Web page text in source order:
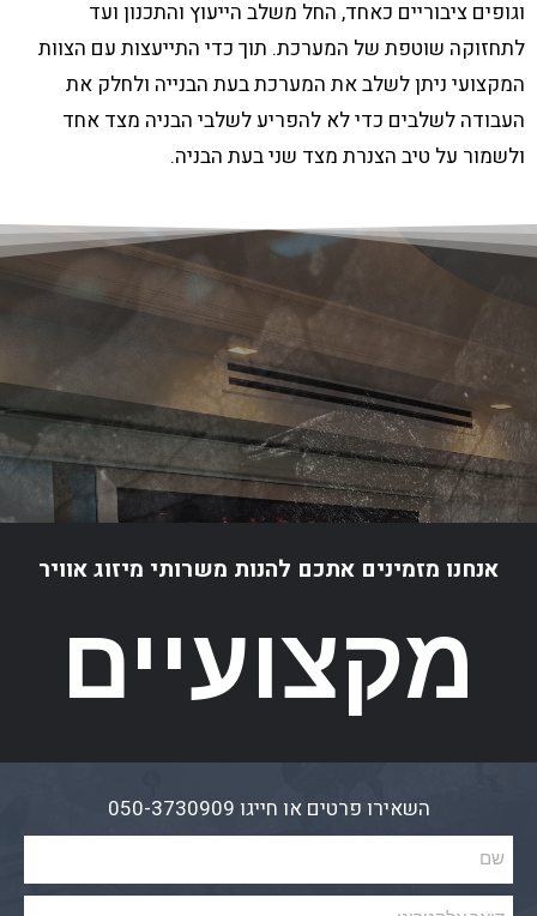
וגופים ציבוריים כאחד, החל משלב הייעוץ והתכנון ועד
לתחזוקה שוטפת של המערכת. תוך כדי התייעצות עם הצוות
המקצועי ניתן לשלב את המערכת בעת הבנייה ולחלק את
העבודה לשלבים כדי לא להפריע לשלבי הבניה מצד אחד
ולשמור על טיב הצנרת מצד שני בעת הבניה.
אנחנו מזמינים אתכם להנות משרותי מיזוג אוויר
מקצועיים
השאירו פרטים או חייגו 050-3730909